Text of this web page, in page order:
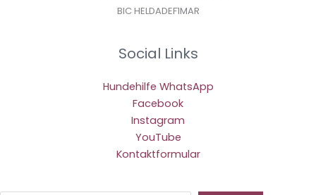
BIC HELDADEF1MAR
Social Links
Hundehilfe WhatsApp
Facebook
Instagram
YouTube
Kontaktformular